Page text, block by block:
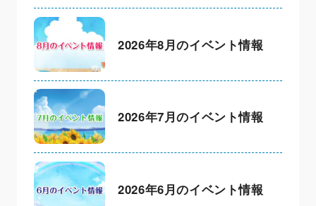
2026年8月のイベント情報
2026年7月のイベント情報
2026年6月のイベント情報